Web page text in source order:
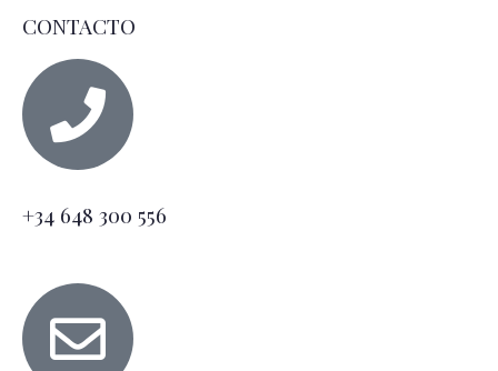
CONTACTO
+34 648 300 556